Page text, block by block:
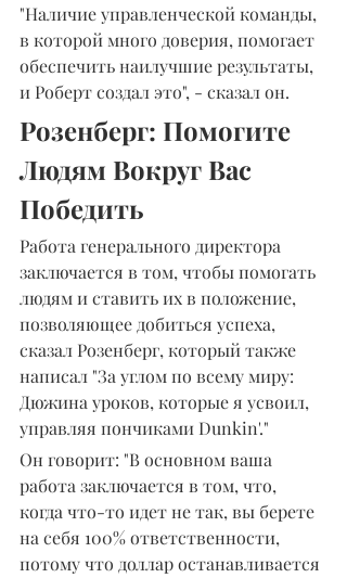
"Наличие управленческой команды,
в которой много доверия, помогает
обеспечить наилучшие результаты,
и Роберт создал это", - сказал он.
Розенберг: Помогите
Людям Вокруг Вас
Победить
Работа генерального директора
заключается в том, чтобы помогать
людям и ставить их в положение,
позволяющее добиться успеха,
сказал Розенберг, который также
написал "За углом по всему миру:
Дюжина уроков, которые я усвоил,
управляя пончиками Dunkin'."
Он говорит: "В основном ваша
работа заключается в том, что,
когда что-то идет не так, вы берете
на себя 100% ответственности,
потому что доллар останавливается